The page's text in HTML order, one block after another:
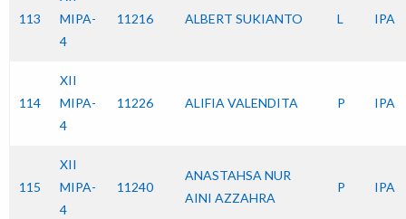
113
MIPA-
4
11216 ALBERT SUKIANTO L IPA
114
XII
MIPA-
4
11226 ALIFIA VALENDITA P IPA
115
XII
MIPA-
4
11240
ANASTAHSA NUR
AINI AZZAHRA
P IPA